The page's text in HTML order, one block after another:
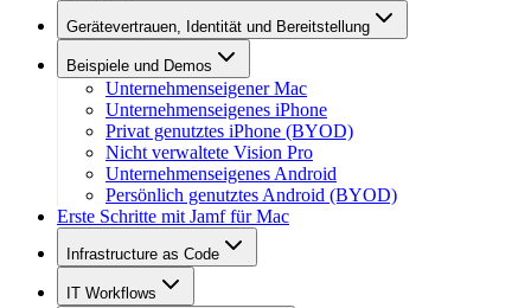
Gerätevertrauen, Identität und Bereitstellung
Beispiele und Demos
Unternehmenseigener Mac
Unternehmenseigenes iPhone
Privat genutztes iPhone (BYOD)
Nicht verwaltete Vision Pro
Unternehmenseigenes Android
Persönlich genutztes Android (BYOD)
Erste Schritte mit Jamf für Mac
Infrastructure as Code
IT Workflows